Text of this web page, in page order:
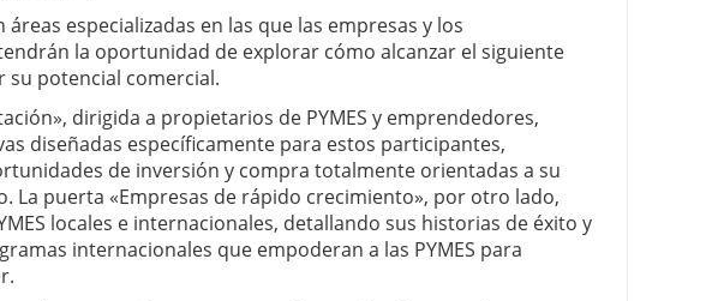
áreas especializadas en las que las empresas y los
la oportunidad de explorar cómo alcanzar el siguiente
su potencial comercial.
dirigida a propietarios de PYMES y emprendedores,
diseñadas específicamente para estos participantes,
de inversión y compra totalmente orientadas a su
La puerta «Empresas de rápido crecimiento», por otro lado,
locales e internacionales, detallando sus historias de éxito y
internacionales que empoderan a las PYMES para